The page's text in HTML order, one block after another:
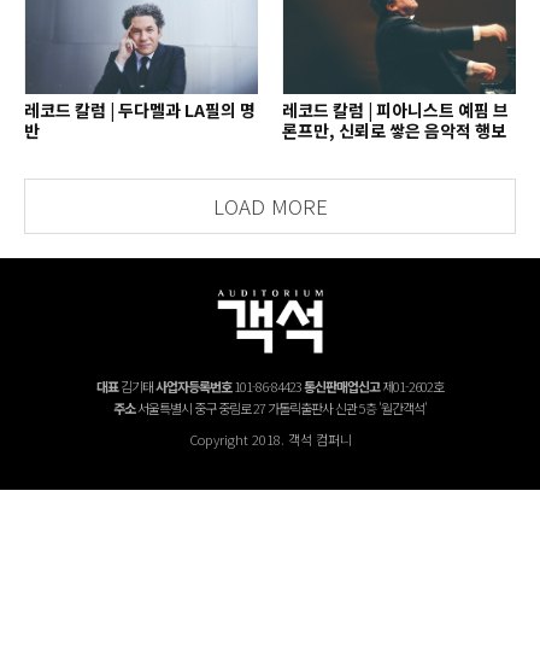
레코드 칼럼 | 두다멜과 LA필의 명
반
레코드 칼럼 | 피아니스트 예핌 브
론프만, 신뢰로 쌓은 음악적 행보
LOAD MORE
대표김기태사업자등록번호101-86-84423통신판매업신고제01-2602호
주소서울특별시 중구 중림로 27 가톨릭출판사 신관 5층 '월간객석'
Copyright 2018. 객석 컴퍼니